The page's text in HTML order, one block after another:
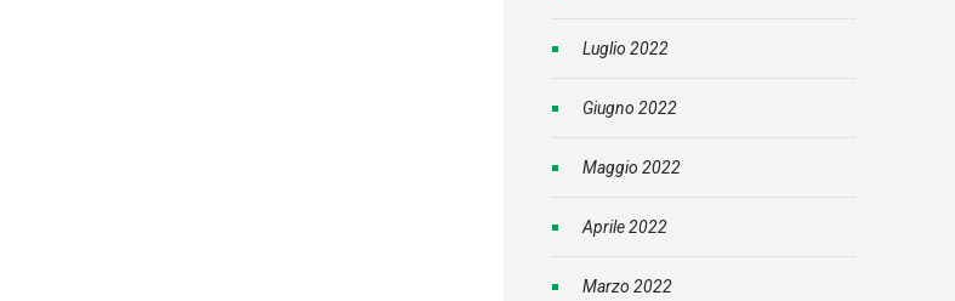
Luglio 2022
Giugno 2022
Maggio 2022
Aprile 2022
Marzo 2022